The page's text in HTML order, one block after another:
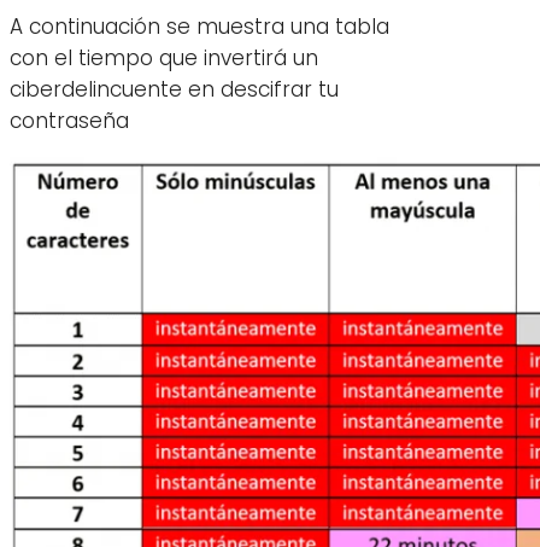
A continuación se muestra una tabla
con el tiempo que invertirá un
ciberdelincuente en descifrar tu
contraseña